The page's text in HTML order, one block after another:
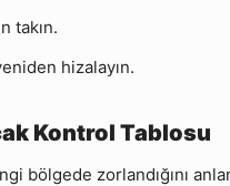
takın.
hizalayın.
Kontrol Tablosu
bölgede zorlandığını